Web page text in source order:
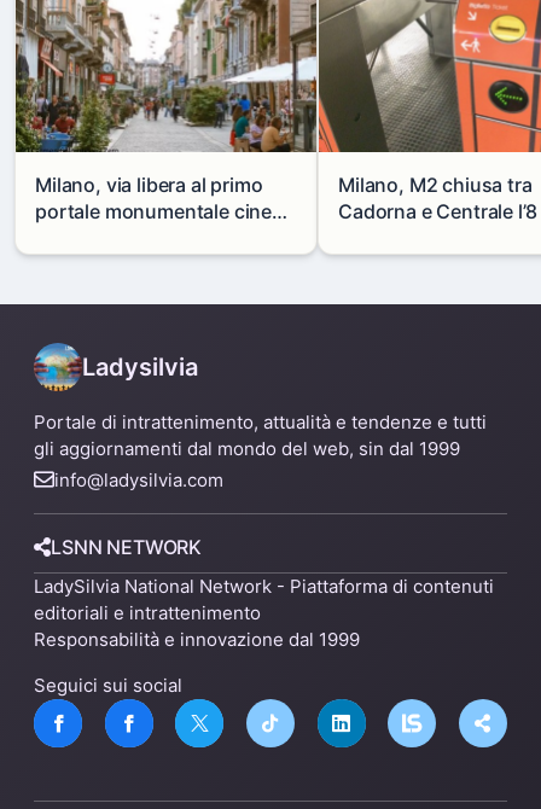
Milano, via libera al primo
portale monumentale cinese
Milano, M2 chiusa tra
Cadorna e Centrale
alternative
Ladysilvia
Portale di intrattenimento, attualità e tendenze e tutti
gli aggiornamenti dal mondo del web, sin dal 1999
info@ladysilvia.com
LSNN NETWORK
LadySilvia National Network - Piattaforma di contenuti
editoriali e intrattenimento
Responsabilità e innovazione dal 1999
Seguici sui social